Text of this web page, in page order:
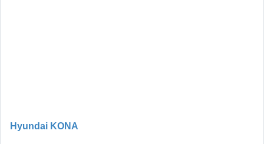
Hyundai KONA